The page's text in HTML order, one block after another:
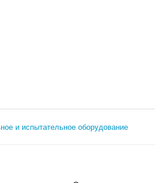
и испытательное оборудование